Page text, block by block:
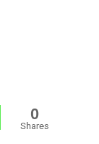
0
Shares